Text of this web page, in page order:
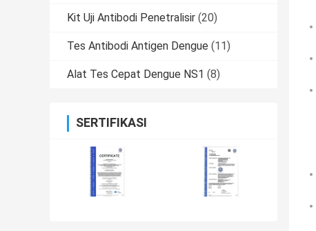
Kit Uji Antibodi Penetralisir (20)
Tes Antibodi Antigen Dengue (11)
Alat Tes Cepat Dengue NS1 (8)
SERTIFIKASI